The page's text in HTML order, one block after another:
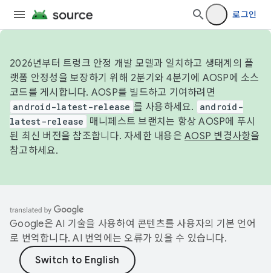
로그인
2026년부터 트렁크 안정 개발 모델과 일치하고 생태계의 플
랫폼 안정성을 보장하기 위해 2분기와 4분기에 AOSP에 소스
코드를 게시합니다. AOSP를 빌드하고 기여하려면
android-latest-release 를 사용하세요.
android-
latest-release
매니페스트 브랜치는 항상 AOSP에 푸시
된 최신 버전을 참조합니다. 자세한 내용은 AOSP 변경사항을
참고하세요.
Google은 AI 기술을 사용하여 콘텐츠를 사용자의 기본 언어
로 번역합니다. AI 번역에는 오류가 있을 수 있습니다.